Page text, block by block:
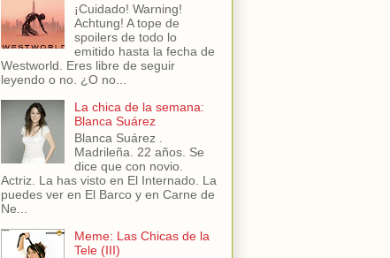
¡Cuidado! Warning!
Achtung! A tope de
spoilers de todo lo
emitido hasta la fecha de
Westworld. Eres libre de seguir
leyendo o no. ¿O no...
La chica de la semana:
Blanca Suárez
Blanca Suárez .
Madrileña. 22 años. Se
dice que con novio.
Actriz. La has visto en El Internado. La
puedes ver en El Barco y en Carne de
Ne...
Meme: Las Chicas de la
Tele (III)